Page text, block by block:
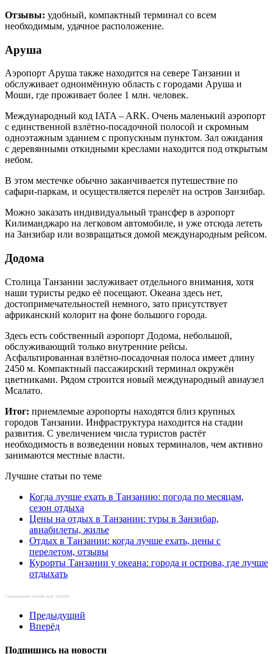
Отзывы: удобный, компактный терминал со всем
необходимым, удачное расположение.
Аруша
Аэропорт Аруша также находится на севере Танзании и
обслуживает одноимённую область с городами Аруша и
Моши, где проживает более 1 млн. человек.
Международный код IATA – ARK. Очень маленький аэропорт
с единственной взлётно-посадочной полосой и скромным
одноэтажным зданием с пропускным пунктом. Зал ожидания
с деревянными откидными креслами находится под открытым
небом.
В этом местечке обычно заканчивается путешествие по
сафари-паркам, и осуществляется перелёт на остров Занзибар.
Можно заказать индивидуальный трансфер в аэропорт
Килиманджаро на легковом автомобиле, и уже отсюда лететь
на Занзибар или возвращаться домой международным рейсом.
Додома
Столица Танзании заслуживает отдельного внимания, хотя
наши туристы редко её посещают. Океана здесь нет,
достопримечательностей немного, зато присутствует
африканский колорит на фоне большого города.
Здесь есть собственный аэропорт Додома, небольшой,
обслуживающий только внутренние рейсы.
Асфальтированная взлётно-посадочная полоса имеет длину
2450 м. Компактный пассажирский терминал окружён
цветниками. Рядом строится новый международный авиаузел
Мсалато.
Итог: приемлемые аэропорты находятся близ крупных
городов Танзании. Инфраструктура находится на стадии
развития. С увеличением числа туристов растёт
необходимость в возведении новых терминалов, чем активно
занимаются местные власти.
Лучшие статьи по теме
Когда лучше ехать в Танзанию: погода по месяцам,
сезон отдыха
Цены на отдых в Танзании: туры в Занзибар,
авиабилеты, жилье
Отдых в Танзании: когда лучше ехать, цены с
перелетом, отзывы
Курорты Танзании у океана: города и острова, где лучше
отдыхать
Социальные кнопки для Joomla
Предыдущий
Вперёд
Подпишись на новости